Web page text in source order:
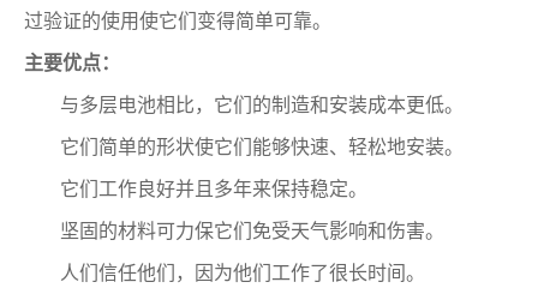
过验证的使用使它们变得简单可靠。
主要优点：
与多层电池相比，它们的制造和安装成本更低。
它们简单的形状使它们能够快速、轻松地安装。
它们工作良好并且多年来保持稳定。
坚固的材料可力保它们免受天气影响和伤害。
人们信任他们，因为他们工作了很长时间。